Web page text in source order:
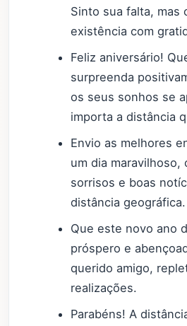
Sinto sua falta, mas
existência com
Feliz aniversário!
surpreenda
os seus sonhos se
importa a distância
Envio as melhores
um dia maravilhoso,
sorrisos e boas
distância geográfica.
Que este novo ano
próspero e
querido amigo,
realizações.
Parabéns! A